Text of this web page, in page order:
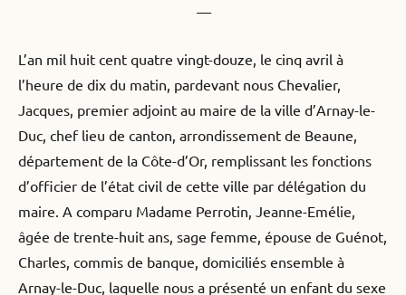
—
L’an mil huit cent quatre vingt-douze, le cinq avril à
l’heure de dix du matin, pardevant nous Chevalier,
Jacques, premier adjoint au maire de la ville d’Arnay-le-
Duc, chef lieu de canton, arrondissement de Beaune,
département de la Côte-d’Or, remplissant les fonctions
d’officier de l’état civil de cette ville par délégation du
maire. A comparu Madame Perrotin, Jeanne-Emélie,
âgée de trente-huit ans, sage femme, épouse de Guénot,
Charles, commis de banque, domiciliés ensemble à
Arnay-le-Duc, laquelle nous a présenté un enfant du sexe